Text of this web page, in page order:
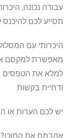
עבודה נכונה,
תסייע לכם
היכרותי עם
מאפשרת למקסם
למלא את הטפסים
ודחיית בקשות.
יש לכם הערות או
אהבתם את